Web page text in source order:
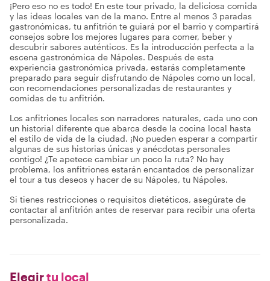
¡Pero eso no es todo! En este tour privado, la deliciosa comida
y las ideas locales van de la mano. Entre al menos 3 paradas
gastronómicas, tu anfitrión te guiará por el barrio y compartirá
consejos sobre los mejores lugares para comer, beber y
descubrir sabores auténticos. Es la introducción perfecta a la
escena gastronómica de Nápoles. Después de esta
experiencia gastronómica privada, estarás completamente
preparado para seguir disfrutando de Nápoles como un local,
con recomendaciones personalizadas de restaurantes y
comidas de tu anfitrión.
Los anfitriones locales son narradores naturales, cada uno con
un historial diferente que abarca desde la cocina local hasta
el estilo de vida de la ciudad. ¡No pueden esperar a compartir
algunas de sus historias únicas y anécdotas personales
contigo! ¿Te apetece cambiar un poco la ruta? No hay
problema, los anfitriones estarán encantados de personalizar
el tour a tus deseos y hacer de su Nápoles, tu Nápoles.
Si tienes restricciones o requisitos dietéticos, asegúrate de
contactar al anfitrión antes de reservar para recibir una oferta
personalizada.
Elegirtu local